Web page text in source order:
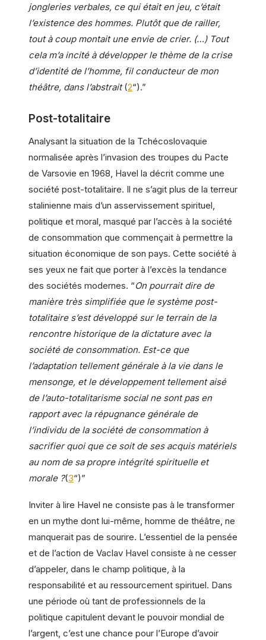
jongleries verbales, ce qui était en jeu, c’était
l’existence des hommes. Plutôt que de railler,
tout à coup montait une envie de crier. (…) Tout
cela m’a incité à développer le thème de la crise
d’identité de l’homme, fil conducteur de mon
théâtre, dans l’abstrait(2“).”
Post-totalitaire
Analysant la situation de la Tchécoslovaquie
normalisée après l’invasion des troupes du Pacte
de Varsovie en 1968, Havel la décrit comme une
société post-totalitaire. Il ne s’agit plus de la terreur
stalinienne mais d’un asservissement spirituel,
politique et moral, masqué par l’accès à la société
de consommation que commençait à permettre la
situation économique de son pays. Cette société à
ses yeux ne fait que porter à l’excès la tendance
des sociétés modernes. “On pourrait dire de
manière très simplifiée que le système post-
totalitaire s’est développé sur le terrain de la
rencontre historique de la dictature avec la
société de consommation. Est-ce que
l’adaptation tellement générale à la vie dans le
mensonge, et le développement tellement aisé
de l’auto-totalitarisme social ne sont pas en
rapport avec la répugnance générale de
l’individu de la société de consommation à
sacrifier quoi que ce soit de ses acquis matériels
au nom de sa propre intégrité spirituelle et
morale ?(3“)”
Inviter à lire Havel ne consiste pas à le transformer
en un mythe dont lui-même, homme de théâtre, ne
manquerait pas de sourire. L’essentiel de la pensée
et de l’action de Vaclav Havel consiste à ne cesser
d’appeler, dans le champ politique, à la
responsabilité et au ressourcement spirituel. Dans
une période où tant de professionnels de la
politique capitulent devant le pouvoir mondial de
l’argent, c’est une chance pour l’Europe d’avoir